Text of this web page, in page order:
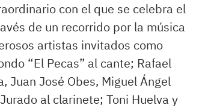
con el que se celebra el
de un recorrido por la música
artistas invitados como
“El Pecas” al cante; Rafael
Juan José Obes, Miguel Ángel
al clarinete; Toni Huelva y